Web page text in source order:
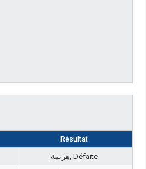
Résultat
هزيمة, Défaite